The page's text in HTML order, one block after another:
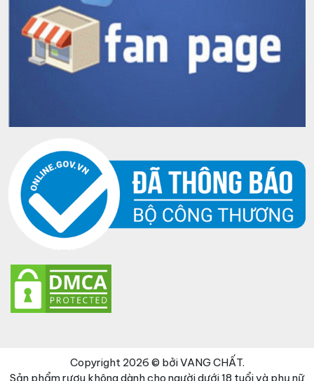
Copyright 2026 © bởi VANG CHẤT.
Sản phẩm rượu không dành cho người dưới 18 tuổi và phụ nữ